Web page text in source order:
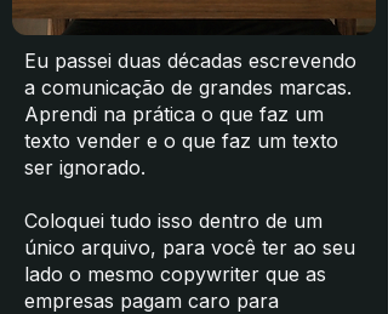
Eu passei duas décadas escrevendo
a comunicação de grandes marcas.
Aprendi na prática o que faz um
texto vender e o que faz um texto
ser ignorado.
Coloquei tudo isso dentro de um
único arquivo, para você ter ao seu
lado o mesmo copywriter que as
empresas pagam caro para